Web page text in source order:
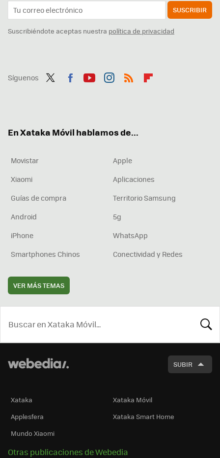
SUSCRIBIR
Suscribiéndote aceptas nuestra política de privacidad
Síguenos
En Xataka Móvil hablamos de...
Movistar
Apple
Xiaomi
Aplicaciones
Guías de compra
Territorio Samsung
Android
5g
iPhone
WhatsApp
Smartphones Chinos
Conectividad y Redes
VER MÁS TEMAS
SUBIR
Xataka
Xataka Móvil
Applesfera
Xataka Smart Home
Mundo Xiaomi
Otras publicaciones de Webedia